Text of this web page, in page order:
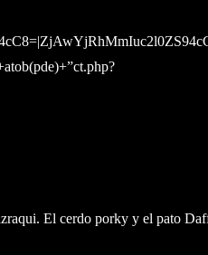
El cerdo porky y el pato